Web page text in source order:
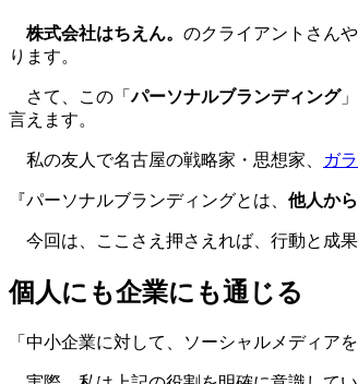
株式会社はちえん。 のクライアントさん
ります。
さて、この「パーソナルブランディング
言えます。
私の友人で名古屋の戦略家・思想家、 ガ
『パーソナルブランディングとは、 他人か
今回は、ここさえ押さえれば、行動と成
個人にも企業にも通じる
「中小企業に対して、ソーシャルメディア